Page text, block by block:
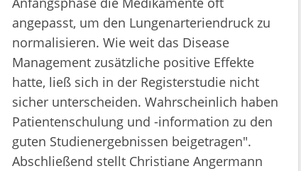
angepasst, um den Lungenarteriendruck zu
normalisieren. Wie weit das Disease
Management zusätzliche positive Effekte
hatte, ließ sich in der Registerstudie nicht
sicher unterscheiden. Wahrscheinlich haben
Patientenschulung und -information zu den
guten Studienergebnissen beigetragen".
Abschließend stellt Christiane Angermann